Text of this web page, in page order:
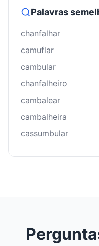
Palavras
chanfalhar
camuflar
cambular
chanfalheiro
cambalear
cambalheira
cassumbular